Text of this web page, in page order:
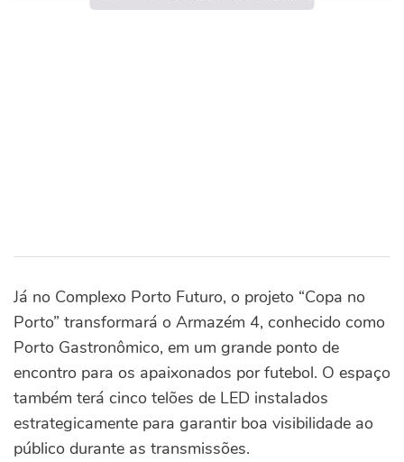
Já no Complexo Porto Futuro, o projeto “Copa no
Porto” transformará o Armazém 4, conhecido como
Porto Gastronômico, em um grande ponto de
encontro para os apaixonados por futebol. O espaço
também terá cinco telões de LED instalados
estrategicamente para garantir boa visibilidade ao
público durante as transmissões.